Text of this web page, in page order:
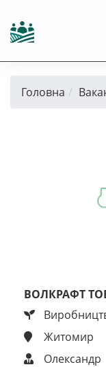
Головна
ВОЛКРАФТ
Житомир
Олександр